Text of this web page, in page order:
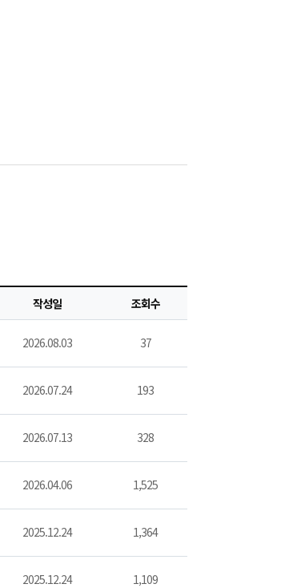
작성일 조회수
2026.08.03 37
2026.07.24 193
2026.07.13 328
2026.04.06 1,525
2025.12.24 1,364
2025.12.24 1,109